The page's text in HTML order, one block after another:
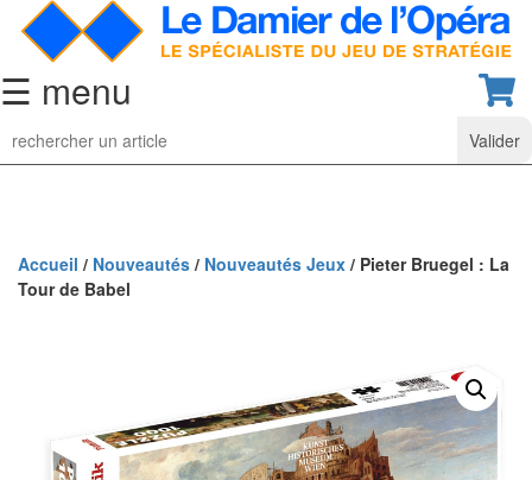
☰ menu
Jeu
d’Echecs
collection
d’échecs
classiques
Accueil / Nouveautés / Nouveautés Jeux / Pieter Bruegel : La
Tour de Babel